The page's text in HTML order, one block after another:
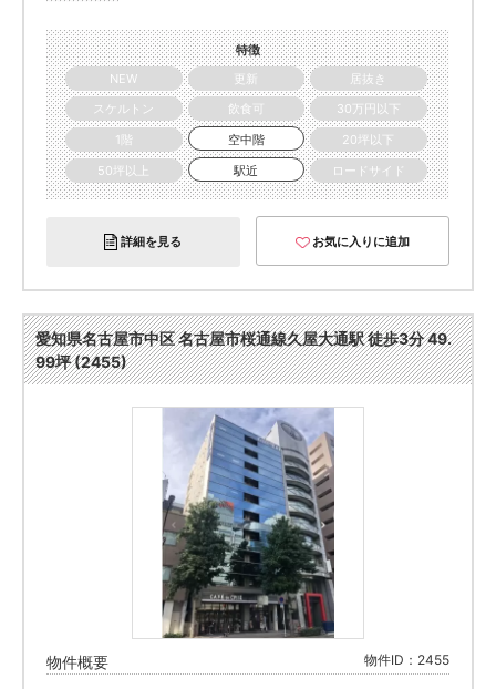
特徴
NEW
更新
居抜き
スケルトン
飲食可
30万円以下
1階
空中階
20坪以下
50坪以上
駅近 ロードサイド
詳細を見る お気に入りに追加
愛知県名古屋市中区 名古屋市桜通線久屋大通駅 徒歩3分 49.
99坪 (2455)
物件概要 物件ID：2455